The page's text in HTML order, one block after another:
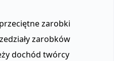
zarobki
zarobków
dochód twórcy